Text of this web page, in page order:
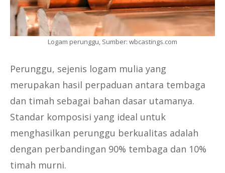
Logam perunggu, Sumber: wbcastings.com
Perunggu, sejenis logam mulia yang
merupakan hasil perpaduan antara tembaga
dan timah sebagai bahan dasar utamanya.
Standar komposisi yang ideal untuk
menghasilkan perunggu berkualitas adalah
dengan perbandingan 90% tembaga dan 10%
timah murni.